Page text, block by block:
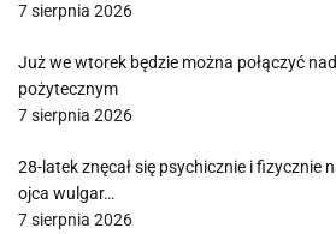
7 sierpnia 2026
Już we wtorek będzie można połączyć
pożytecznym
7 sierpnia 2026
28-latek znęcał się psychicznie i fizycznie
ojca wulgar…
7 sierpnia 2026